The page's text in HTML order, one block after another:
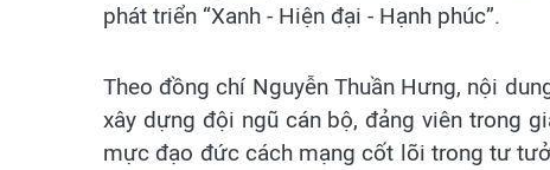
phát triển “Xanh - Hiện đại - Hạnh phúc”.
Theo đồng chí Nguyễn Thuần Hưng, nội
xây dựng đội ngũ cán bộ, đảng viên trong
mực đạo đức cách mạng cốt lõi trong tư